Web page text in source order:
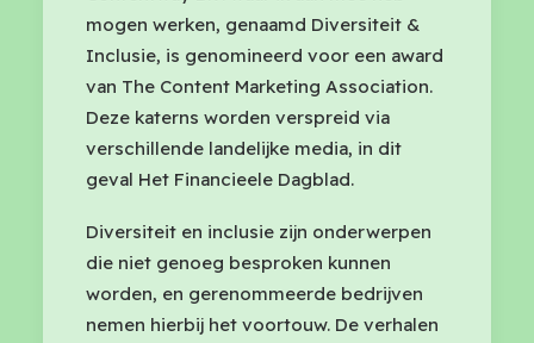
mogen werken, genaamd Diversiteit &
Inclusie, is genomineerd voor een award
van The Content Marketing Association.
Deze katerns worden verspreid via
verschillende landelijke media, in dit
geval Het Financieele Dagblad.
Diversiteit en inclusie zijn onderwerpen
die niet genoeg besproken kunnen
worden, en gerenommeerde bedrijven
nemen hierbij het voortouw. De verhalen